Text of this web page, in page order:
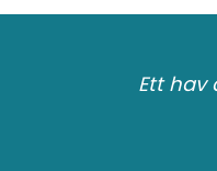
Ett hav